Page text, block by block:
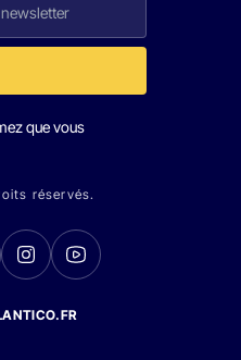
que vous
réservés.